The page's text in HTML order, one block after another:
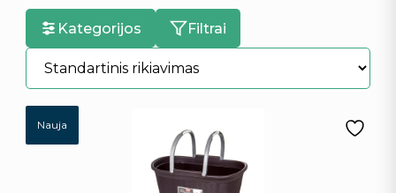
Kategorijos Filtrai
Nauja